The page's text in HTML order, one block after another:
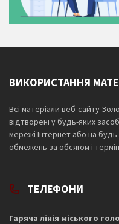
ВИКОРИСТАННЯ
Всі матеріали веб-сайту
відтворені у будь-яких
мережі Інтернет або на
обмежень за обсягом і
ТЕЛЕФОНИ
Гаряча лінія міського